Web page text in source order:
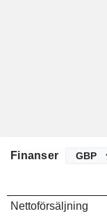
Finanser
Nettoförsäljning